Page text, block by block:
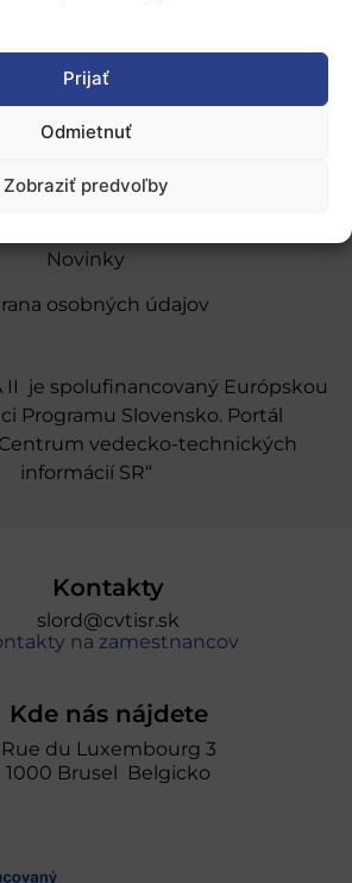
Prijať
Odmietnuť
Zobraziť predvoľby
O nás
Naše služby
Novinky
osobných údajov
II je spolufinancovaný Európskou
Programu Slovensko. Portál
vedecko-technických
informácií SR“
Kontakty
slord@cvtisr.sk
na zamestnancov
Kde nás nájdete
Rue du Luxembourg 3
1000 Brusel Belgicko